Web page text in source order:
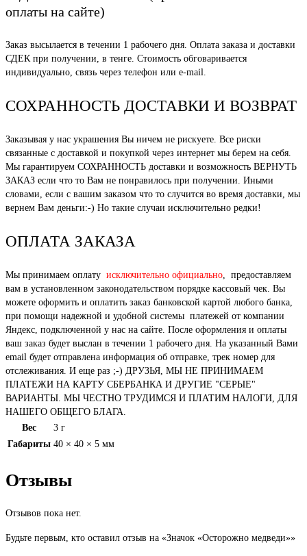
оплаты на сайте)
Заказ высылается в течении 1 рабочего дня. Оплата заказа и доставки
СДЕК при получении, в тенге. Стоимость обговаривается
индивидуально, связь через телефон или e-mail.
СОХРАННОСТЬ ДОСТАВКИ И ВОЗВРАТ
Заказывая у нас украшения Вы ничем не рискуете. Все риски
связанные с доставкой и покупкой через интернет мы берем на себя.
Мы гарантируем СОХРАННОСТЬ доставки и возможность ВЕРНУТЬ
ЗАКАЗ если что то Вам не понравилось при получении. Иными
словами, если с вашим заказом что то случится во время доставки, мы
вернем Вам деньги:-) Но такие случаи исключительно редки!
ОПЛАТА ЗАКАЗА
Мы принимаем оплату исключительно официально, предоставляем
вам в установленном законодательством порядке кассовый чек. Вы
можете оформить и оплатить заказ банковской картой любого банка,
при помощи надежной и удобной системы платежей от компании
Яндекс, подключенной у нас на сайте. После оформления и оплаты
ваш заказ будет выслан в течении 1 рабочего дня. На указанный Вами
email будет отправлена информация об отправке, трек номер для
отслеживания. И еще раз ;-) ДРУЗЬЯ, МЫ НЕ ПРИНИМАЕМ
ПЛАТЕЖИ НА КАРТУ СБЕРБАНКА И ДРУГИЕ "СЕРЫЕ"
ВАРИАНТЫ. МЫ ЧЕСТНО ТРУДИМСЯ И ПЛАТИМ НАЛОГИ, ДЛЯ
НАШЕГО ОБЩЕГО БЛАГА.
Вес
3 г
Габариты 40 × 40 × 5 мм
Отзывы
Отзывов пока нет.
Будьте первым, кто оставил отзыв на «Значок «Осторожно медведи»»